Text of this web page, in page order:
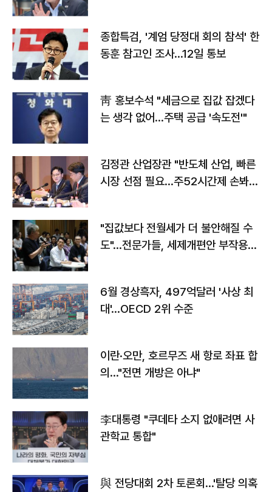
종합특검, '계엄 당정대 회의 참석' 한
동훈 참고인 조사...12일 통보
靑 홍보수석 "세금으로 집값 잡겠다
는 생각 없어…주택 공급 '속도전'"
김정관 산업장관 "반도체 산업, 빠른
시장 선점 필요…주52시간제 손봐
"집값보다 전월세가 더 불안해질 수
도"…전문가들, 세제개편안 부작용
6월 경상흑자, 497억달러 '사상 최
대'…OECD 2위 수준
이란·오만, 호르무즈 새 항로 좌표 합
의…"전면 개방은 아냐"
李대통령 "쿠데타 소지 없애려면 사
관학교 통합"
與 전당대회 2차 토론회…'탈당 의혹